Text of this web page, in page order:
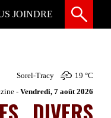
JOINDRE
Sorel-Tracy 19 °C
-Vendredi, 7 août 2026